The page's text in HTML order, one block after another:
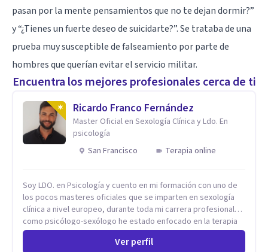
pasan por la mente pensamientos que no te dejan dormir?”
y “¿Tienes un fuerte deseo de suicidarte?”. Se trataba de una
prueba muy susceptible de falseamiento por parte de
hombres que querían evitar el servicio militar.
Encuentra los mejores profesionales cerca de ti
Ricardo Franco Fernández
Master Oficial en Sexología Clínica y Ldo. En
psicología
San Francisco
Terapia online
Soy LDO. en Psicología y cuento en mi formación con uno de
los pocos masteres oficiales que se imparten en sexología
clínica a nivel europeo, durante toda mi carrera profesional
como psicólogo-sexólogo he estado enfocado en la terapia
sexual desde una perspectiva multidisciplinar BIO-PSICO-
SOCIAL ya que aunque las bases de mi trabajo son
Ver perfil